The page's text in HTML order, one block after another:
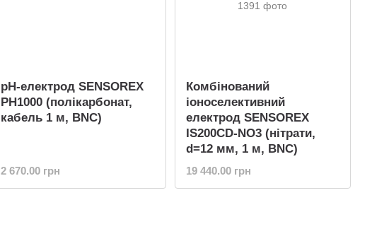
pH-електрод SENSOREX
PH1000 (полікарбонат,
кабель 1 м, BNC)
2 670.00 грн
Комбінований
іоноселективний
електрод SENSOREX
IS200CD-NO3 (нітрати,
d=12 мм, 1 м, BNC)
19 440.00 грн